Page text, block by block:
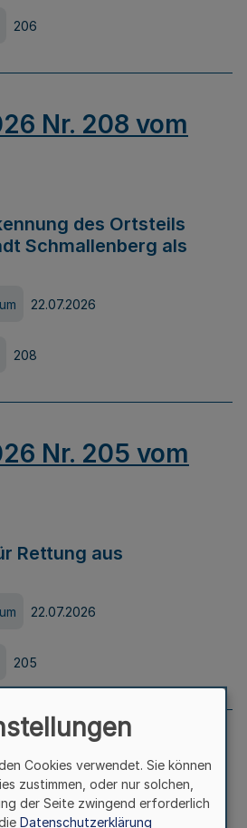
206
Nr. 208 vom
des Ortsteils
Schmallenberg als
22.07.2026
208
Nr. 205 vom
Rettung aus
22.07.2026
205
Nr. 204 vom
Cookies verwendet. Sie können
zustimmen, oder nur solchen,
der Seite zwingend erforderlich
Datenschutzerklärung